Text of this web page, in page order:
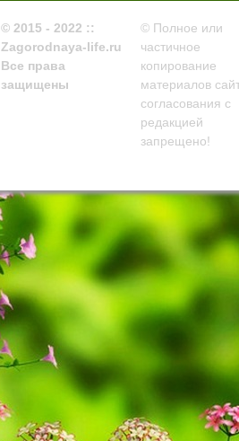
© 2015 - 2022 ::
Zagorodnaya-life.ru
Все права
защищены
© Полное или
частичное
копирование
материалов
согласования с
редакцией
запрещено!